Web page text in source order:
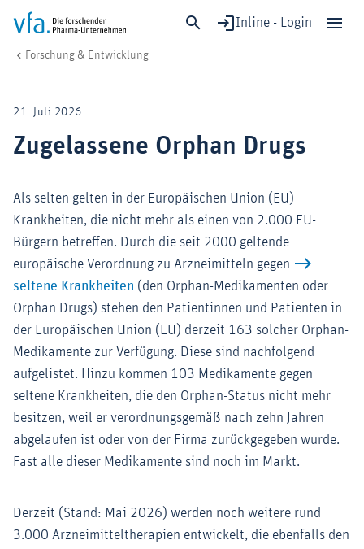
Inline - Login
Forschung & Entwicklung
Gesundheit & Versorgung
Wirtschaft & Standort
Verband & Mitglieder
Mitglied werden!
Medien
Forschung & Entwicklung
21. Juli 2026
Zugelassene Orphan Drugs
Als selten gelten in der Europäischen Union (EU)
Krankheiten, die nicht mehr als einen von 2.000 EU-
Bürgern betreffen. Durch die seit 2000 geltende
europäische Verordnung zu Arzneimitteln gegen
seltene Krankheiten (den Orphan-Medikamenten oder
Orphan Drugs) stehen den Patientinnen und Patienten in
der Europäischen Union (EU) derzeit 163 solcher Orphan-
Medikamente zur Verfügung. Diese sind nachfolgend
aufgelistet. Hinzu kommen 103 Medikamente gegen
seltene Krankheiten, die den Orphan-Status nicht mehr
besitzen, weil er verordnungsgemäß nach zehn Jahren
abgelaufen ist oder von der Firma zurückgegeben wurde.
Fast alle dieser Medikamente sind noch im Markt.
Derzeit (Stand: Mai 2026) werden noch weitere rund
3.000 Arzneimitteltherapien entwickelt, die ebenfalls den